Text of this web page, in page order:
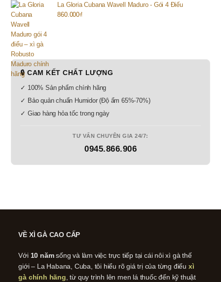
La Gloria Cubana Wavell Maduro - Gói 4 Điếu
860.000₫
🔒 CAM KẾT CHẤT LƯỢNG
✓ 100% Sản phẩm chính hãng
✓ Bảo quản chuẩn Humidor (Độ ẩm 65%-70%)
✓ Giao hàng hỏa tốc trong ngày
TƯ VẤN CHUYÊN GIA 24/7:
0945.866.906
VỀ XÌ GÀ CAO CẤP
Với 10 nămsống và làm việc trực tiếp tại cái nôi xì gà thế
giới – La Habana, Cuba, tôi hiểu rõ giá trị của từng điếu xì
gà chính hãng , từ quy trình lên men lá thuốc đến kỹ thuật